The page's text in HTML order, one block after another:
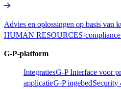
Advies en oplossingen op basis van
HUMAN RESOURCES-
G-P-platform​​
Integraties​​G-P Interface voor
applicatie​​G-P ingebed​​Security